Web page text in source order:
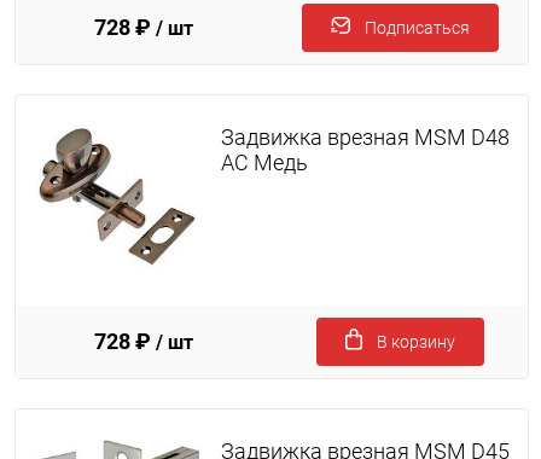
728 ₽ / шт Подписаться
Задвижка врезная MSM D48
AC Медь
728 ₽ / шт В корзину
Задвижка врезная MSM D45